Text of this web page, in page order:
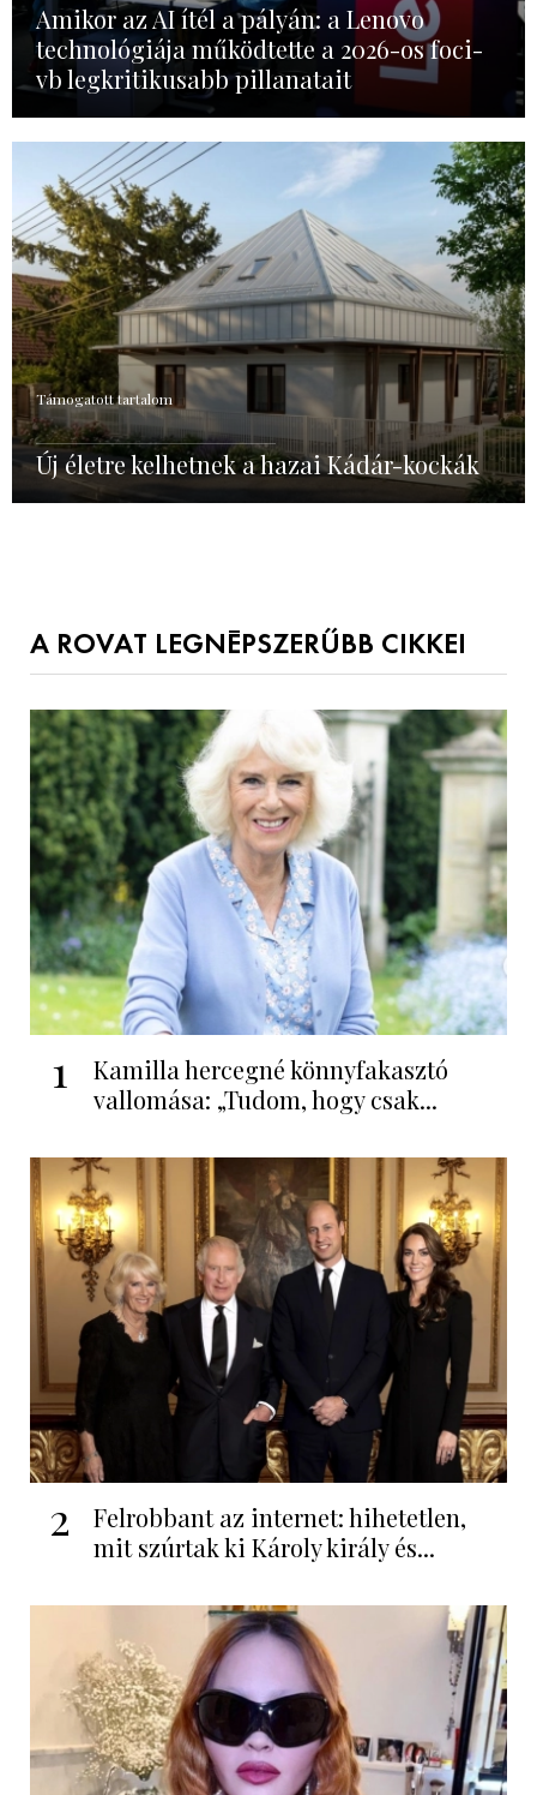
Amikor az AI ítél a pályán: a Lenovo
technológiája működtette a 2026-os foci-
vb legkritikusabb pillanatait
Támogatott tartalom
Új életre kelhetnek a hazai Kádár-kockák
A ROVAT LEGNÉPSZERŰBB CIKKEI
1
Kamilla hercegné könnyfakasztó
vallomása: „Tudom, hogy csak...
2
Felrobbant az internet: hihetetlen,
mit szúrtak ki Károly király és...